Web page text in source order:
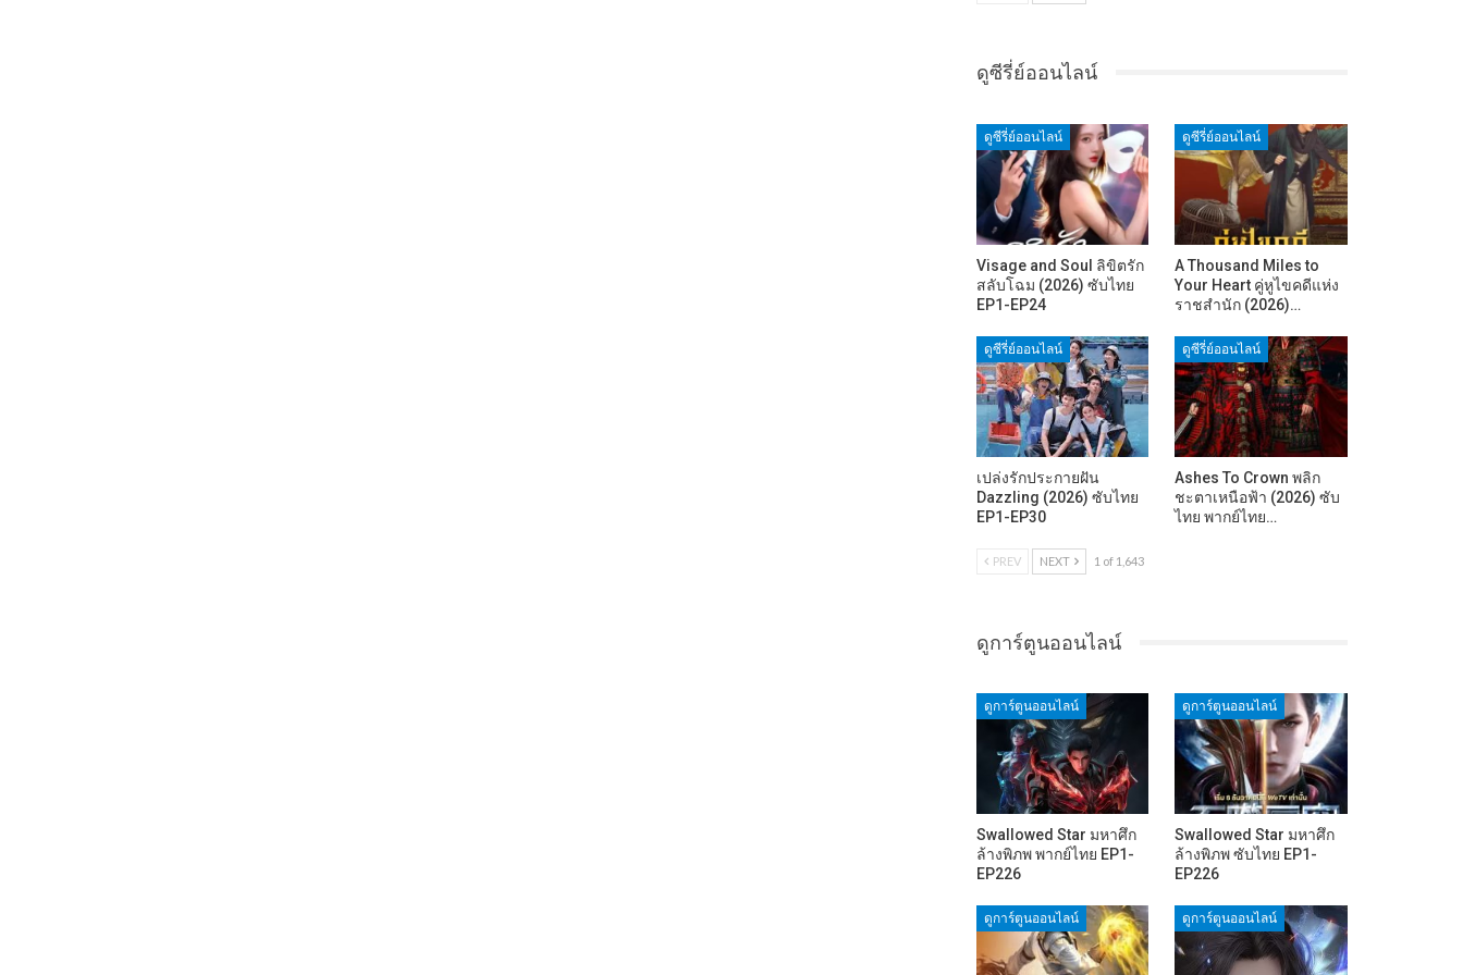
ดูซีรี่ย์ออนไลน์
ดูซีรี่ย์ออนไลน์
Visage and Soul ลิขิตรัก
สลับโฉม (2026) ซับไทย
EP1-EP24
ดูซีรี่ย์ออนไลน์
A Thousand Miles to
Your Heart คู่หูไขคดีแห่ง
ราชสำนัก (2026)…
ดูซีรี่ย์ออนไลน์
เปล่งรักประกายฝัน
Dazzling (2026) ซับไทย
EP1-EP30
ดูซีรี่ย์ออนไลน์
Ashes To Crown พลิก
ชะตาเหนือฟ้า (2026) ซับ
ไทย พากย์ไทย…
PREV NEXT 1 of 1,643
ดูการ์ตูนออนไลน์
ดูการ์ตูนออนไลน์
Swallowed Star มหาศึก
ล้างพิภพ พากย์ไทย EP1-
EP226
ดูการ์ตูนออนไลน์
Swallowed Star มหาศึก
ล้างพิภพ ซับไทย EP1-
EP226
ดูการ์ตูนออนไลน์ ดูการ์ตูนออนไลน์